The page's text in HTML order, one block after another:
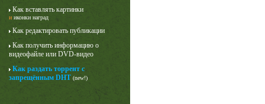
Как вставлять картинки
и иконки наград
Как редактировать публикации
Как получить информацию о
видеофайле или DVD-видео
Как раздать торрент с
запрещённым DHT (new!)